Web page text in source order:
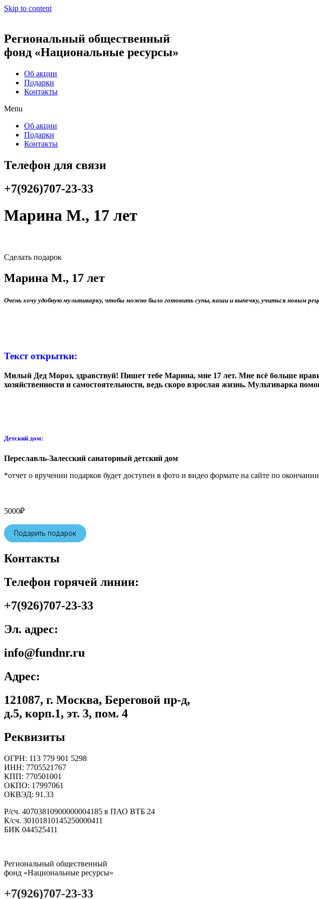
Skip to content
Региональный общественный
фонд «Национальные ресурсы»
Об акции
Подарки
Контакты
Menu
Об акции
Подарки
Контакты
Телефон для связи
+7(926)707-23-33
Марина М., 17 лет
Сделать подарок
Марина М., 17 лет
Очень хочу удобную мультиварку, чтобы можно было готовить супы, каши и выпечку, учиться новым
Текст открытки:
Милый Дед Мороз, здравствуй! Пишет тебе Марина, мне 17 лет. Мне всё больше
хозяйственности и самостоятельности, ведь скоро взрослая жизнь. Мультиварка
Детский дом:
Переславль-Залесский санаторный детский дом
*отчет о вручении подарков будет доступен в фото и видео формате на сайте по
5000₽
Подарить подарок
Контакты
Телефон горячей линии:
+7(926)707-23-33
Эл. адрес:
info@fundnr.ru
Адрес:
121087, г. Москва, Береговой пр-д,
д.5, корп.1, эт. 3, пом. 4
Реквизиты
ОГРН: 113 779 901 5298
ИНН: 7705521767
КПП: 770501001
ОКПО: 17997061
ОКВЭД: 91.33
Р/сч. 40703810900000004185 в ПАО ВТБ 24
К/сч. 30101810145250000411
БИК 044525411
Региональный общественный
фонд «Национальные ресурсы»
+7(926)707-23-33